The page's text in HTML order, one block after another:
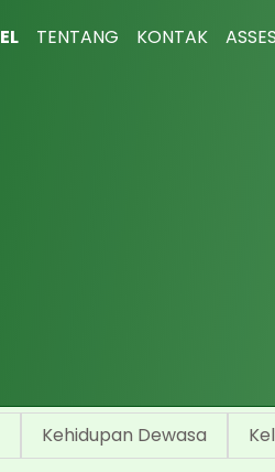
TENTANG KONTAK
Kehidupan Dewasa